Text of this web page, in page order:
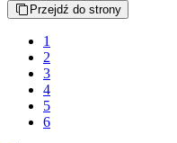
Przejdź do strony
1
2
3
4
5
6